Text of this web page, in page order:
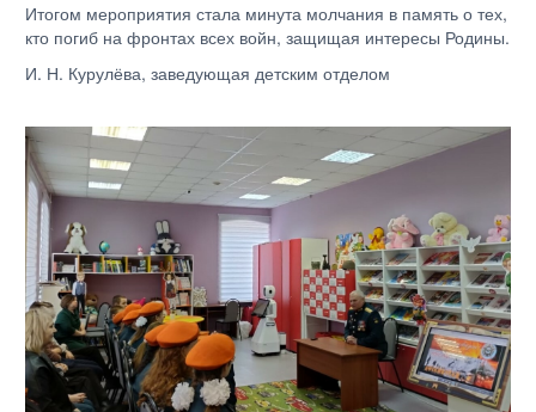
Итогом мероприятия стала минута молчания в память о тех,
кто погиб на фронтах всех войн, защищая интересы Родины.
И. Н. Курулёва, заведующая детским отделом